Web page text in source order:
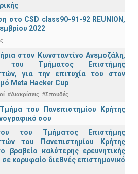
στο CSD class90-91-92 REUNION,
2022
στον Κωνσταντίνο Ανεμοζάλη,
του Τμήματος Επιστήμης
για την επιτυχία του στον
Meta Hacker Cup
#Διακρίσεις #Σπουδές
του Πανεπιστημίου Κρήτης
σου
του Τμήματος Επιστήμης
του Πανεπιστημίου Κρήτης
βραβείο καλύτερης ερευνητικής
σε κορυφαίο διεθνές επιστημονικό